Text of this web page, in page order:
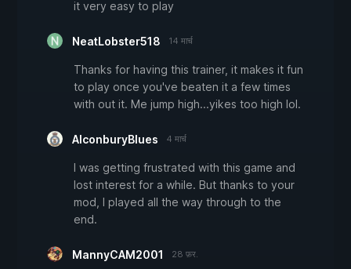
it very easy to play
NeatLobster518 14 मार्च
Thanks for having this trainer, it makes it fun
to play once you've beaten it a few times
with out it. Me jump high...yikes too high lol.
AlconburyBlues 4 मार्च
I was getting frustrated with this game and
lost interest for a while. But thanks to your
mod, I played all the way through to the
end.
MannyCAM2001 28 फ़र.